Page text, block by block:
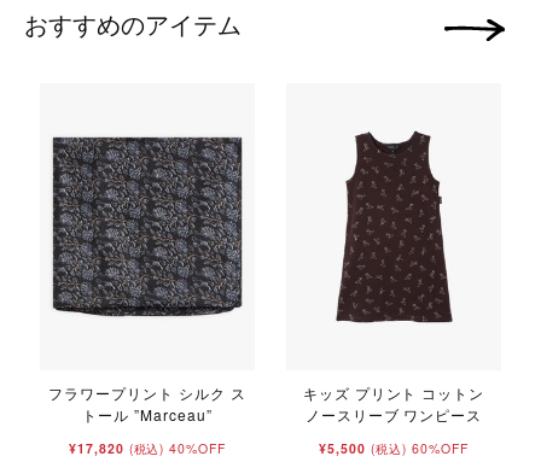
おすすめのアイテム
フラワープリント シルク ス
トール ”Marceau”
¥17,820 (税込) 40%OFF
キッズ プリント コットン
ノースリーブ ワンピース
¥5,500 (税込) 60%OFF
次の画像